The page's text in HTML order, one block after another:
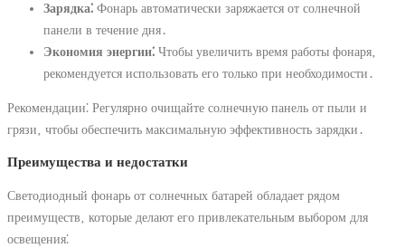
Зарядка⁚ Фонарь автоматически заряжается от солнечной
панели в течение дня․
Экономия энергии⁚ Чтобы увеличить время работы фонаря‚
рекомендуется использовать его только при необходимости․
Рекомендации⁚ Регулярно очищайте солнечную панель от пыли и
грязи‚ чтобы обеспечить максимальную эффективность зарядки․
Преимущества и недостатки
Светодиодный фонарь от солнечных батарей обладает рядом
преимуществ‚ которые делают его привлекательным выбором для
освещения⁚